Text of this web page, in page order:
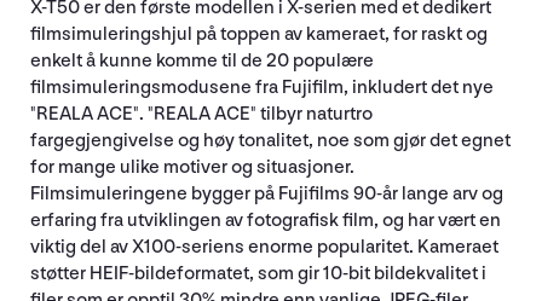
X-T50 er den første modellen i X-serien med et dedikert
filmsimuleringshjul på toppen av kameraet, for raskt og
enkelt å kunne komme til de 20 populære
filmsimuleringsmodusene fra Fujifilm, inkludert det nye
"REALA ACE". "REALA ACE" tilbyr naturtro
fargegjengivelse og høy tonalitet, noe som gjør det egnet
for mange ulike motiver og situasjoner.
Filmsimuleringene bygger på Fujifilms 90-år lange arv og
erfaring fra utviklingen av fotografisk film, og har vært en
viktig del av X100-seriens enorme popularitet. Kameraet
støtter HEIF-bildeformatet, som gir 10-bit bildekvalitet i